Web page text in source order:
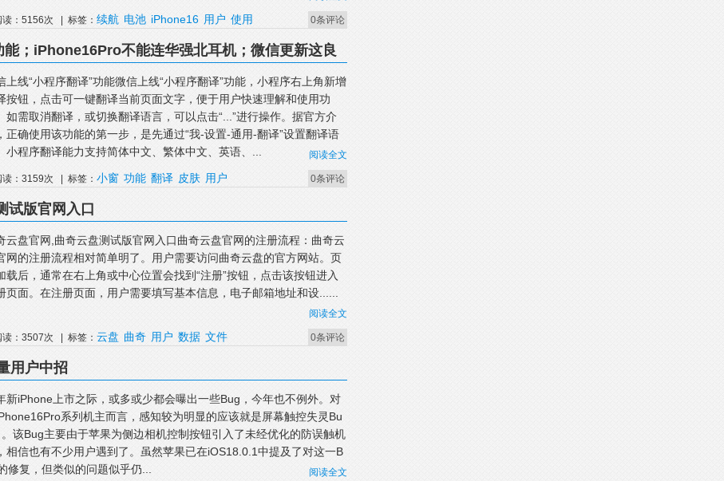
0条评论
读：5156次 | 标签： 续航 电池 iPhone16 用户 使用
能；iPhone16Pro不能连华强北耳机；微信更新这良
升级
上线“小程序翻译”功能微信上线“小程序翻译”功能，小程序右上角新增
按钮，点击可一键翻译当前页面文字，便于用户快速理解和使用功
如需取消翻译，或切换翻译语言，可以点击“...”进行操作。据官方介
正确使用该功能的第一步，是先通过“我-设置-通用-翻译”设置翻译语
小程序翻译能力支持简体中文、繁体中文、英语、...
阅读全文
0条评论
读：3159次 | 标签： 小窗 功能 翻译 皮肤 用户
试版官网入口
云盘官网,曲奇云盘测试版官网入口曲奇云盘官网的注册流程：曲奇云
网的注册流程相对简单明了。用户需要访问曲奇云盘的官方网站。页
载后，通常在右上角或中心位置会找到“注册”按钮，点击该按钮进入
页面。在注册页面，用户需要填写基本信息，电子邮箱地址和设......
阅读全文
0条评论
读：3507次 | 标签： 云盘 曲奇 用户 数据 文件
用户中招
新iPhone上市之际，或多或少都会曝出一些Bug，今年也不例外。对
系列机主而言，感知较为明显的应该就是屏幕触控失灵Bu
该Bug主要由于苹果为侧边相机控制按钮引入了未经优化的防误触机
相信也有不少用户遇到了。虽然苹果已在iOS18.0.1中提及了对这一B
修复，但类似的问题似乎仍...
阅读全文